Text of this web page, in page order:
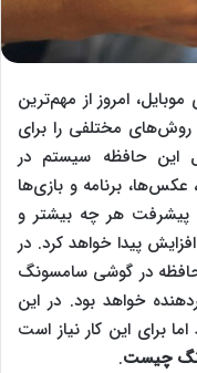
امروز از مهم‌‌‌ترین
مختلفی را برای
این حافظه سیستم در
برنامه و بازی‌ها
پیشرفت هر چه بیشتر و
پیدا خواهد کرد. در
در گوشی سامسونگ
خواهد بود. در این
برای این کار نیاز است
چیست.